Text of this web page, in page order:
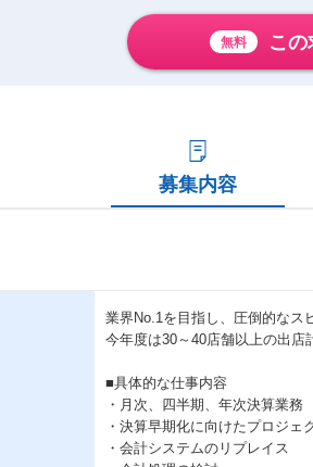
無料 この
募集内容
業界No.1を目指し、圧倒的なス
今年度は30～40店舗以上の出
■具体的な仕事内容
・月次、四半期、年次決算業務
・決算早期化に向けたプロジェ
・会計システムのリプレイス